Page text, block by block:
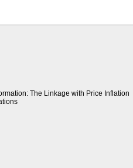
The Linkage with Price Inflation